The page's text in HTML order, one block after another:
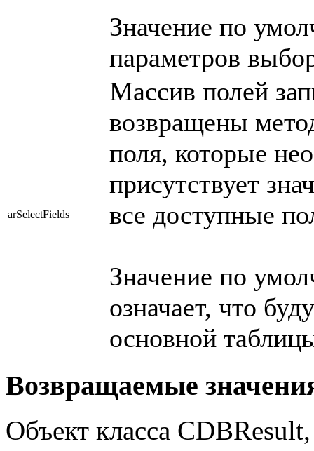
Значение по
параметров
arSelectFields
Массив полей
возвращены
поля, которые
присутствует
все доступные
Значение по
означает, что
основной
Возвращаемые
Объект класса